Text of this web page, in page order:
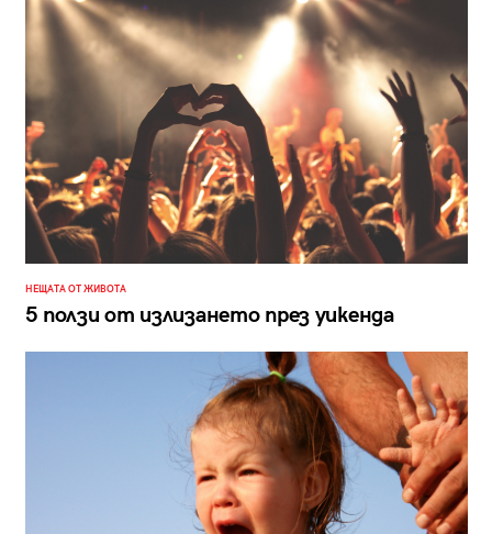
НЕЩАТА ОТ ЖИВОТА
5 ползи от излизането през уикенда